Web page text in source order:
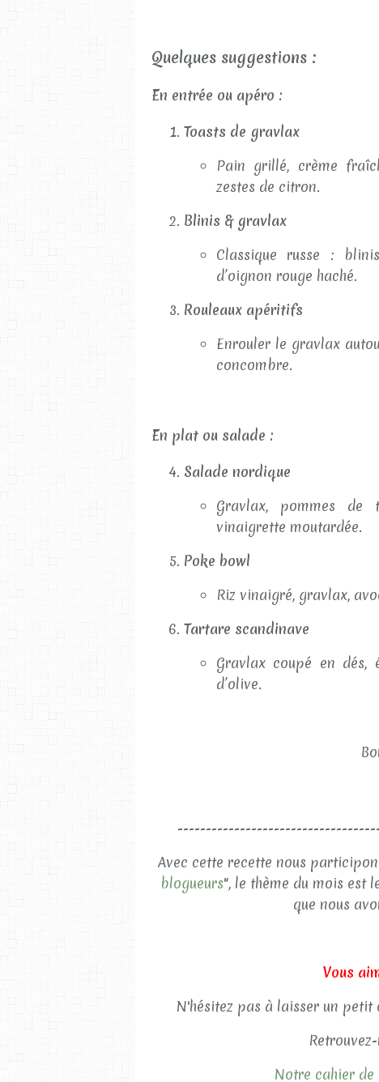
Quelques suggestions :
En entrée ou apéro :
Toasts de gravlax
Pain grillé, crème
zestes de citron.
Blinis & gravlax
Classique russe :
d’oignon rouge haché.
Rouleaux apéritifs
Enrouler le gravlax
concombre.
En plat ou salade :
Salade nordique
Gravlax, pommes
vinaigrette moutardée.
Poke bowl
Riz vinaigré, gravlax,
Tartare scandinave
Gravlax coupé en dés,
d’olive.
Avec cette recette nous
blogueurs", le thème du mois est
que nous
Vous
N'hésitez pas à laisser un
Notre cahier